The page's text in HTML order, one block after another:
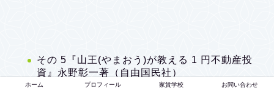
その 5『山王(やまおう)が教える 1 円不動産投
資』永野彰一著（自由国民社）
ホーム プロフィール 家賃学校 お問い合わせ